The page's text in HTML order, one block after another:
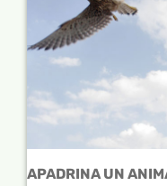
APADRINA UN